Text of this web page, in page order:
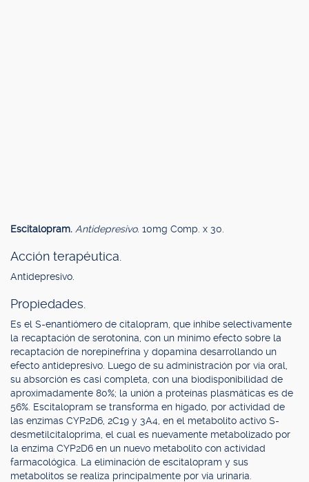
Escitalopram. Antidepresivo. 10mg Comp. x 30.
Acción terapéutica.
Antidepresivo.
Propiedades.
Es el S-enantiómero de citalopram, que inhibe selectivamente
la recaptación de serotonina, con un mínimo efecto sobre la
recaptación de norepinefrina y dopamina desarrollando un
efecto antidepresivo. Luego de su administración por vía oral,
su absorción es casi completa, con una biodisponibilidad de
aproximadamente 80%; la unión a proteínas plasmáticas es de
56%. Escitalopram se transforma en hígado, por actividad de
las enzimas CYP2D6, 2C19 y 3A4, en el metabolito activo S-
desmetilcitaloprima, el cual es nuevamente metabolizado por
la enzima CYP2D6 en un nuevo metabolito con actividad
farmacológica. La eliminación de escitalopram y sus
metabolitos se realiza principalmente por vía urinaria.